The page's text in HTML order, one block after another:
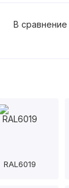
В сравнение
RAL6019